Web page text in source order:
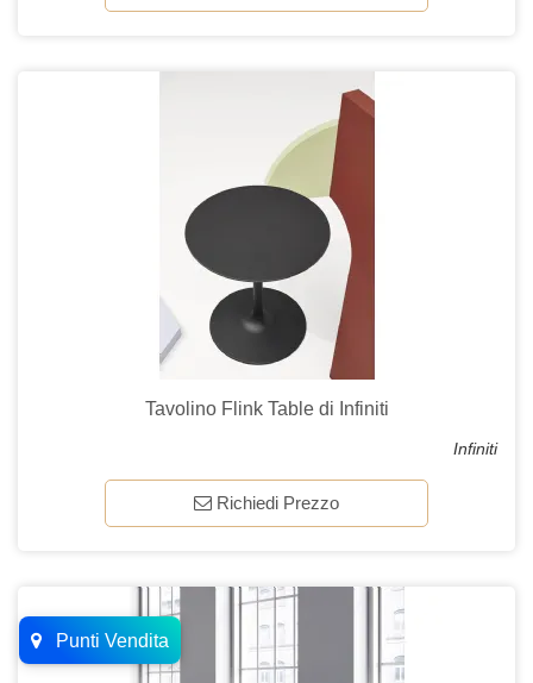
Tavolino Flink Table di Infiniti
Infiniti
Richiedi Prezzo
Punti Vendita